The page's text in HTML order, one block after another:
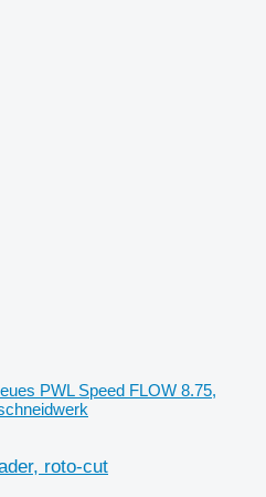
PWL Speed FLOW 8.75,
roto-cut